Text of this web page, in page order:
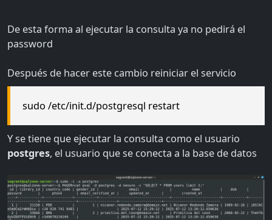
De esta forma al ejecutar la consulta ya no pedirá el
password
Después de hacer este cambio reiniciar el servicio
sudo /etc/init.d/postgresql restart
Y se tiene que ejecutar la consulta como el usuario
postgres, el usuario que se conecta a la base de datos